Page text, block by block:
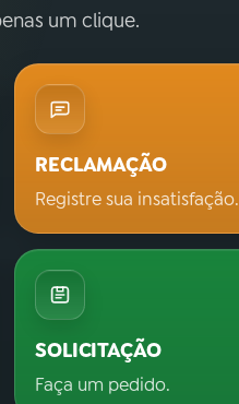
um clique.
RECLAMAÇÃO
Registre sua insatisfação.
SOLICITAÇÃO
Faça um pedido.